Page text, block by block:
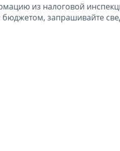
из налоговой
бюджетом, запрашивайте